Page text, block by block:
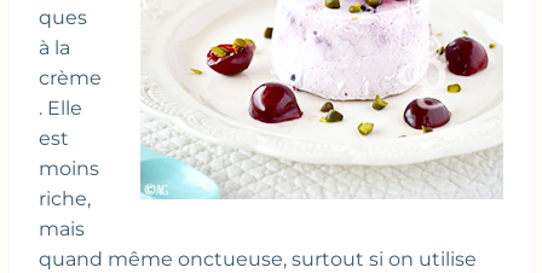
ques
à la
crème
. Elle
est
moins
riche,
mais
quand même onctueuse, surtout si on utilise